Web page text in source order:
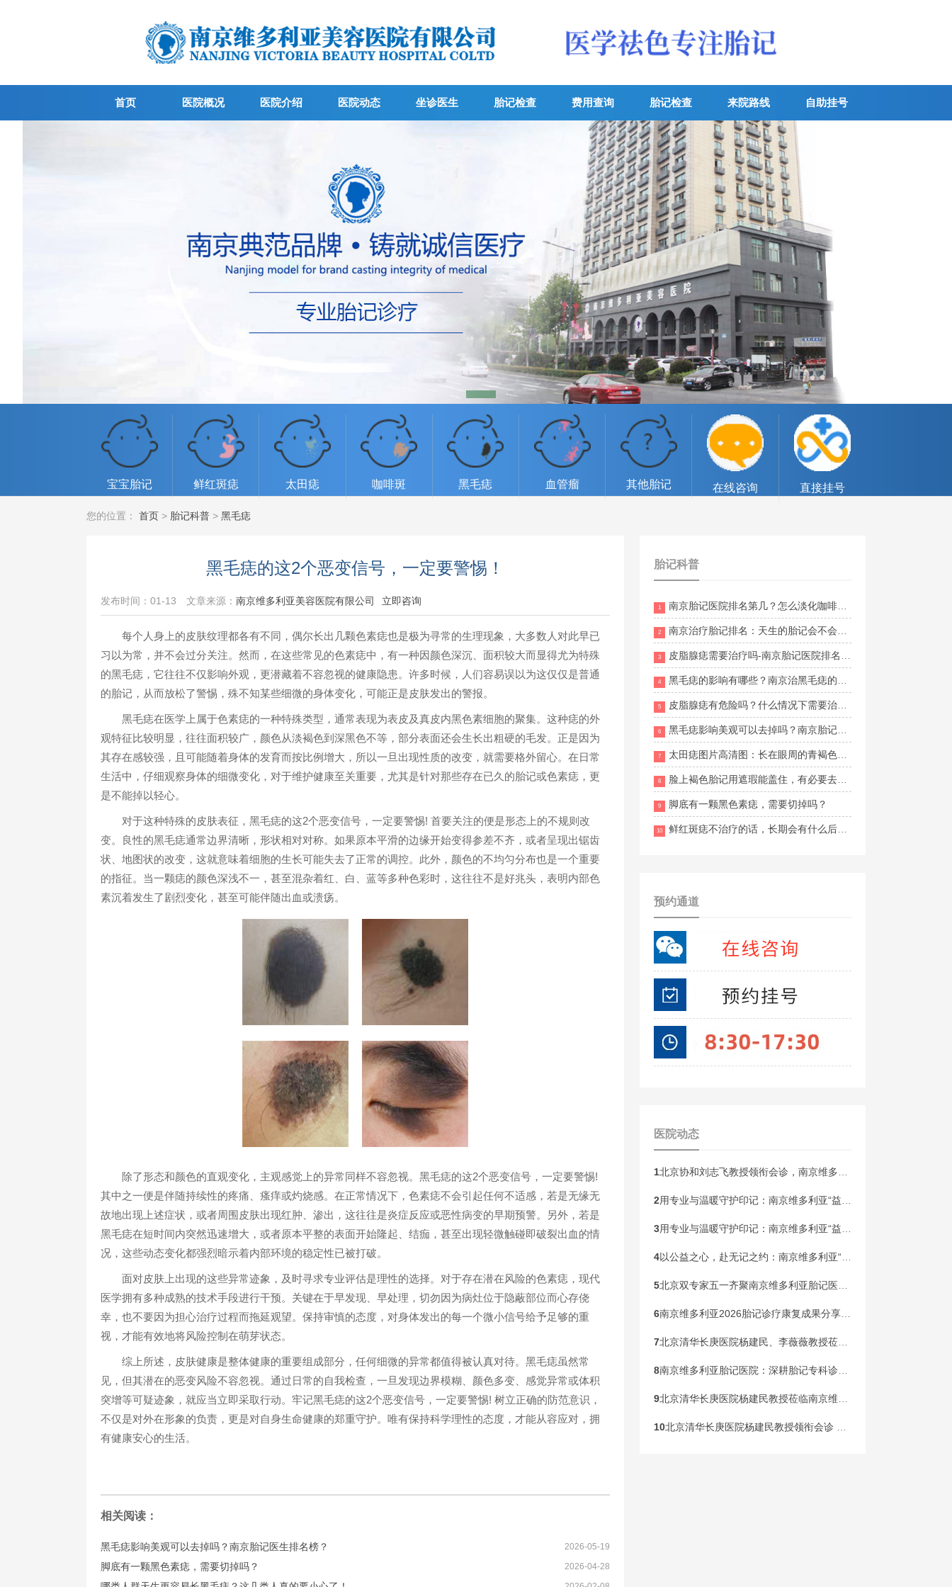
首页 医院概况 医院介绍 医院动态 坐诊医生 胎记检查 费用查询 胎记检查 来院路线 自助挂号
1
宝宝胎记 鲜红斑痣 太田痣 咖啡斑 黑毛痣 血管瘤 其他胎记 在线咨询 直接挂号
您的位置： 首页 > 胎记科普 > 黑毛痣
黑毛痣的这2个恶变信号，一定要警惕！
发布时间：01-13 文章来源： 南京维多利亚美容医院有限公司 立即咨询
每个人身上的皮肤纹理都各有不同，偶尔长出几颗色素痣也是极为寻常的生理现象，大多数人对此早已
习以为常，并不会过分关注。然而，在这些常见的色素痣中，有一种因颜色深沉、面积较大而显得尤为特殊
的黑毛痣，它往往不仅影响外观，更潜藏着不容忽视的健康隐患。许多时候，人们容易误以为这仅仅是普通
的胎记，从而放松了警惕，殊不知某些细微的身体变化，可能正是皮肤发出的警报。
黑毛痣在医学上属于色素痣的一种特殊类型，通常表现为表皮及真皮内黑色素细胞的聚集。这种痣的外
观特征比较明显，往往面积较广，颜色从淡褐色到深黑色不等，部分表面还会生长出粗硬的毛发。正是因为
其存在感较强，且可能随着身体的发育而按比例增大，所以一旦出现性质的改变，就需要格外留心。在日常
生活中，仔细观察身体的细微变化，对于维护健康至关重要，尤其是针对那些存在已久的胎记或色素痣，更
是不能掉以轻心。
对于这种特殊的皮肤表征，黑毛痣的这2个恶变信号，一定要警惕! 首要关注的便是形态上的不规则改
变。良性的黑毛痣通常边界清晰，形状相对对称。如果原本平滑的边缘开始变得参差不齐，或者呈现出锯齿
状、地图状的改变，这就意味着细胞的生长可能失去了正常的调控。此外，颜色的不均匀分布也是一个重要
的指征。当一颗痣的颜色深浅不一，甚至混杂着红、白、蓝等多种色彩时，这往往不是好兆头，表明内部色
素沉着发生了剧烈变化，甚至可能伴随出血或溃疡。
除了形态和颜色的直观变化，主观感觉上的异常同样不容忽视。黑毛痣的这2个恶变信号，一定要警惕!
其中之一便是伴随持续性的疼痛、瘙痒或灼烧感。在正常情况下，色素痣不会引起任何不适感，若是无缘无
故地出现上述症状，或者周围皮肤出现红肿、渗出，这往往是炎症反应或恶性病变的早期预警。另外，若是
黑毛痣在短时间内突然迅速增大，或者原本平整的表面开始隆起、结痂，甚至出现轻微触碰即破裂出血的情
况，这些动态变化都强烈暗示着内部环境的稳定性已被打破。
面对皮肤上出现的这些异常迹象，及时寻求专业评估是理性的选择。对于存在潜在风险的色素痣，现代
医学拥有多种成熟的技术手段进行干预。关键在于早发现、早处理，切勿因为病灶位于隐蔽部位而心存侥
幸，也不要因为担心治疗过程而拖延观望。保持审慎的态度，对身体发出的每一个微小信号给予足够的重
视，才能有效地将风险控制在萌芽状态。
综上所述，皮肤健康是整体健康的重要组成部分，任何细微的异常都值得被认真对待。黑毛痣虽然常
见，但其潜在的恶变风险不容忽视。通过日常的自我检查，一旦发现边界模糊、颜色多变、感觉异常或体积
突增等可疑迹象，就应当立即采取行动。牢记黑毛痣的这2个恶变信号，一定要警惕! 树立正确的防范意识，
不仅是对外在形象的负责，更是对自身生命健康的郑重守护。唯有保持科学理性的态度，才能从容应对，拥
有健康安心的生活。
相关阅读：
黑毛痣影响美观可以去掉吗？南京胎记医生排名榜？ 2026-05-19
脚底有一颗黑色素痣，需要切掉吗？ 2026-04-28
胎记科普
1 南京胎记医院排名第几？怎么淡化咖啡斑？
2 南京治疗胎记排名：天生的胎记会不会癌变？
3 皮脂腺痣需要治疗吗-南京胎记医院排名怎么样？
4 黑毛痣的影响有哪些？南京治黑毛痣的专科医院在哪？
5 皮脂腺痣有危险吗？什么情况下需要治疗？
6 黑毛痣影响美观可以去掉吗？南京胎记医生排名榜？
7 太田痣图片高清图：长在眼周的青褐色斑是什么？
8 脸上褐色胎记用遮瑕能盖住，有必要去治疗吗？
9 脚底有一颗黑色素痣，需要切掉吗？
10 鲜红斑痣不治疗的话，长期会有什么后果？
预约通道
医院动态
1北京协和刘志飞教授领衔会诊，南京维多利亚胎记开启“无记童年·胎记血管瘤公益祛记”健康行动！
2用专业与温暖守护印记：南京维多利亚“益心护航”胎记患者皮肤健康关爱计划即将启动
3用专业与温暖守护印记：南京维多利亚“益心护航”胎记患者皮肤健康关爱计划即将启动
4以公益之心，赴无记之约：南京维多利亚“无记人生”胎记精准诊疗帮扶计划本周末启动！
5北京双专家五一齐聚南京维多利亚胎记医院！开展京宁专家联合会诊
6南京维多利亚2026胎记诊疗康复成果分享会，共同见证康复新生
7北京清华长庚医院杨建民、李薇薇教授莅临南京维多利亚，国庆黄金周盛大开启胎记专病联合会诊！
8南京维多利亚胎记医院：深耕胎记专科诊疗，构建全龄健康管理新范式
9北京清华长庚医院杨建民教授莅临南京维多利亚胎记诊疗，本周末联合会诊开启！
10北京清华长庚医院杨建民教授领衔会诊 国家级公益基金助力胎记患儿健康行动在宁启动